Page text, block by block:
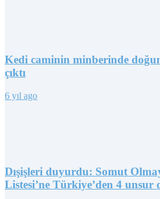
Kedi caminin minberinde
çıktı
6 yıl ago
Dışişleri duyurdu: Somut
Listesi’ne Türkiye’den 4 unsur